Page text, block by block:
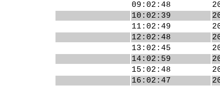
09:02:48
10:02:39
11:02:49
12:02:48
13:02:45
14:02:59
15:02:48
16:02:47